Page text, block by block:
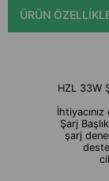
ÜRÜN
HZL 33W
Şarj
şarj